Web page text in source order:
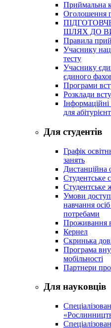
Приймальна
Оголошення
ШЛЯХ ДО
Правила
Учаснику
тесту
Учаснику
єдиного
Програми
Розклади
Інформаційні
для
Для студентів
Графік
занять
Дистанційна
Студентське
Студентське
Умови
навчання
потребами
Проживання
Кернел
Скринька
Програма
мобільності
Партнери
Для науковців